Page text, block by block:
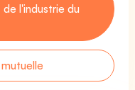
l'industrie du